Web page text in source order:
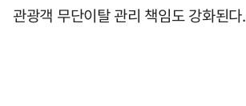
관광객 무단이탈 관리 책임도 강화된다.